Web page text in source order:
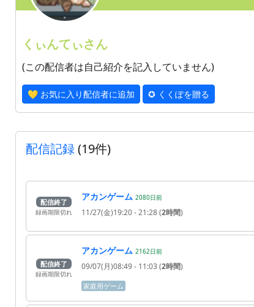
くぃんてぃさん
(この配信者は自己紹介を記入していません)
💛 お気に入り配信者に追加 ✪ くくぽを贈る
配信記録(19件)
配信終了
録画期限切れ
アカンゲーム 2080日前
11/27(金)19:20- 21:28(2時間)
配信終了
録画期限切れ
アカンゲーム 2162日前
09/07(月)08:49- 11:03 (2時間)
家庭用ゲーム